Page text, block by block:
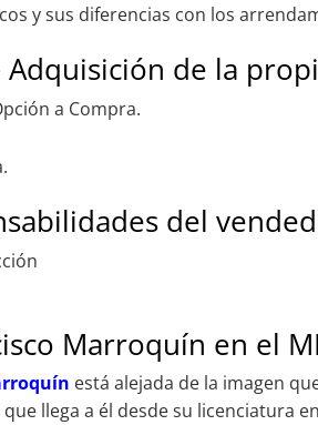
y sus diferencias con los
de la
a Compra.
del
Marroquín en el
está alejada de la imagen
llega a él desde su licenciatura